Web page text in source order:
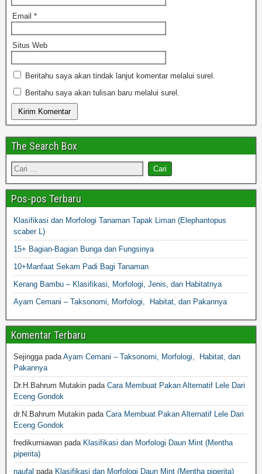
Email *
Situs Web
Beritahu saya akan tindak lanjut komentar melalui surel.
Beritahu saya akan tulisan baru melalui surel.
The Search Box
Pos-pos Terbaru
Klasifikasi dan Morfologi Tanaman Tapak Liman (Elephantopus
scaber L)
15+ Bagian-Bagian Bunga dan Fungsinya
10+Manfaat Sekam Padi Bagi Tanaman
Kerang Bambu – Klasifikasi, Morfologi, Jenis, dan Habitatnya
Ayam Cemani – Taksonomi, Morfologi, Habitat, dan Pakannya
Komentar Terbaru
SejinggapadaAyam Cemani – Taksonomi, Morfologi, Habitat, dan
Pakannya
Dr.H.Bahrum Mutakin pada Cara Membuat Pakan Alternatif Lele Dari
Eceng Gondok
dr.N.Bahrum Mutakin pada Cara Membuat Pakan Alternatif Lele Dari
Eceng Gondok
fredikurniawan pada Klasifikasi dan Morfologi Daun Mint (Mentha
piperita)
naufal pada Klasifikasi dan Morfologi Daun Mint (Mentha piperita)